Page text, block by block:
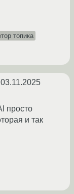
топика
03.11.2025
просто
и так